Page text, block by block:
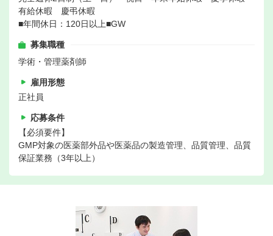
有給休暇 慶弔休暇
■年間休日：120日以上■GW
募集職種
学術・管理薬剤師
雇用形態
正社員
応募条件
【必須要件】
GMP対象の医薬部外品や医薬品の製造管理、品質管理、品質
保証業務（3年以上）